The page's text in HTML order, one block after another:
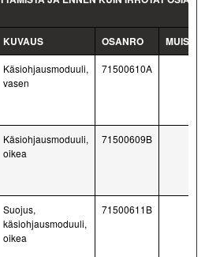
KUVAUS OSANRO
Käsiohjausmoduuli,
vasen
71500610A
Käsiohjausmoduuli,
oikea
71500609B
Suojus,
käsiohjausmoduuli,
oikea
71500611B